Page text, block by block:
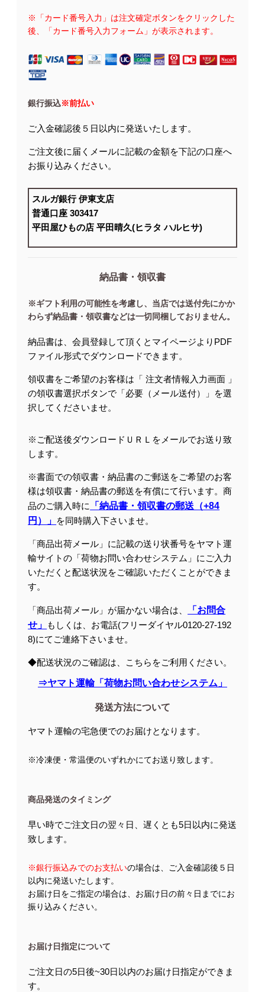
※「カード番号入力」は注文確定ボタンをクリックした
後、「カード番号入力フォーム」が表示されます。
銀行振込※前払い
ご入金確認後５日以内に発送いたします。
ご注文後に届くメールに記載の金額を下記の口座へ
お振り込みください。
スルガ銀行 伊東支店
普通口座 303417
平田屋ひもの店 平田晴久(ヒラタ ハルヒサ)
納品書・領収書
※ギフト利用の可能性を考慮し、当店では送付先にかか
わらず納品書・領収書などは一切同梱しておりません。
納品書は、会員登録して頂くとマイページよりPDF
ファイル形式でダウンロードできます。
領収書をご希望のお客様は「 注文者情報入力画面 」
の領収書選択ボタンで「必要（メール送付）」を選
択してくださいませ。
※ご配送後ダウンロードＵＲＬをメールでお送り致
します。
※書面での領収書・納品書のご郵送をご希望のお客
様は領収書・納品書の郵送を有償にて行います。商
品のご購入時に
「納品書・領収書の郵送（+84
円）」 を同時購入下さいませ。
「商品出荷メール」に記載の送り状番号をヤマト運
輸サイトの「荷物お問い合わせシステム」にご入力
いただくと配送状況をご確認いただくことができま
す。
「商品出荷メール」が届かない場合は、
「お問合
せ」 もしくは、お電話(フリーダイヤル0120-27-192
8)にてご連絡下さいませ。
◆配送状況のご確認は、こちらをご利用ください。
⇒ヤマト運輸「荷物お問い合わせシステム」
発送方法について
ヤマト運輸の宅急便でのお届けとなります。
※冷凍便・常温便のいずれかにてお送り致します。
商品発送のタイミング
早い時でご注文日の翌々日、遅くとも5日以内に発送
致します。
※銀行振込みでのお支払いの場合は、ご入金確認後５日
以内に発送いたします。
お届け日をご指定の場合は、お届け日の前々日までにお
振り込みください。
お届け日指定について
ご注文日の5日後~30日以内のお届け日指定ができま
す。